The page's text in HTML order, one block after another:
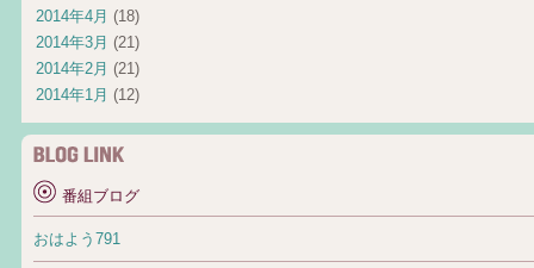
2014年4月 (18)
2014年3月 (21)
2014年2月 (21)
2014年1月 (12)
番組ブログ
おはよう791